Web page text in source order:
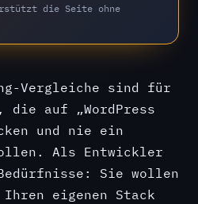
die Seite ohne
Vergleiche sind für
die auf „WordPress
und nie ein
Als Entwickler
Sie wollen
eigenen Stack